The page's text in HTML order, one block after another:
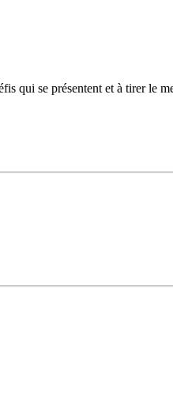
qui se présentent et à tirer le